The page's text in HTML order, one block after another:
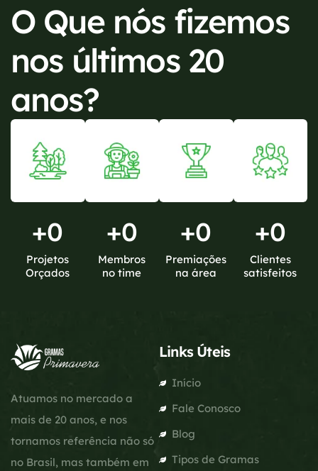
O Que nós fizemos
nos últimos 20
anos?
+0
Projetos
Orçados
+0
Membros
no time
+0
Premiações
na área
+0
Clientes
satisfeitos
Atuamos no mercado a
mais de 20 anos, e nos
tornamos referência não só
no Brasil, mas também em
Links Úteis
Início
Fale Conosco
Blog
Tipos de Gramas